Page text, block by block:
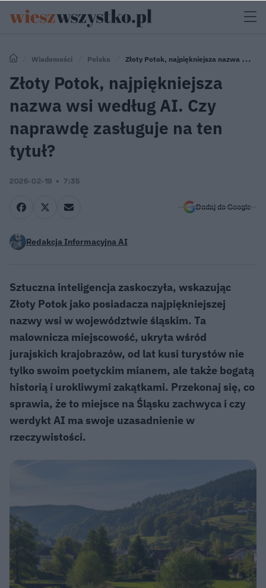
Wiadomości Polska
Złoty Potok, najpiękniejsza nazwa wsi
według AI. Czy naprawdę zasługuje na ten tytuł?
Złoty Potok, najpiękniejsza
nazwa wsi według AI. Czy
naprawdę zasługuje na ten
tytuł?
2026-02-19 7:35
Dodaj do Google
Redakcja Informacyjna AI
Sztuczna inteligencja zaskoczyła, wskazując
Złoty Potok jako posiadacza najpiękniejszej
nazwy wsi w województwie śląskim. Ta
malownicza miejscowość, ukryta wśród
jurajskich krajobrazów, od lat kusi turystów nie
tylko swoim poetyckim mianem, ale także bogatą
historią i urokliwymi zakątkami. Przekonaj się, co
sprawia, że to miejsce na Śląsku zachwyca i czy
werdykt AI ma swoje uzasadnienie w
rzeczywistości.